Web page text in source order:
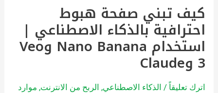
كيف تبني صفحة هبوط
احترافية بالذكاء الاصطناعي |
استخدام Nano Banana وVeo
3 وClaude
اترك تعليقاً / الذكاء الاصطناعي, الربح من الانترنت, موارد
استخدام
Nano
Banana
وVeo
3
وClaude